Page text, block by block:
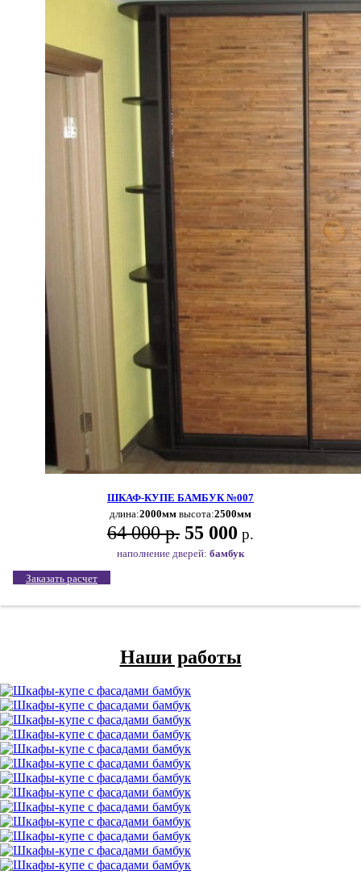
ШКАФ-КУПЕ БАМБУК №007
длина:2000мм высота:2500мм
64 000 р. 55 000 р.
наполнение дверей: бамбук
Заказать расчет
Наши работы